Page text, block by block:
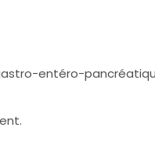
entéro-